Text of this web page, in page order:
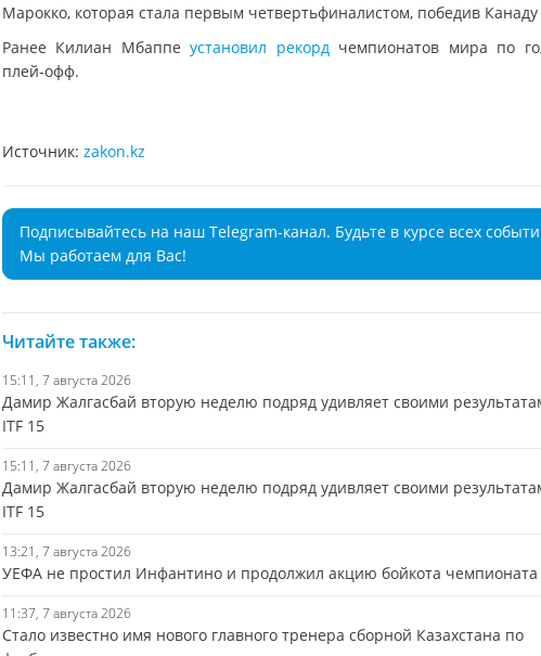
Марокко, которая стала первым четвертьфиналистом, победив Канаду
Ранее Килиан Мбаппеустановил рекорд чемпионатов мира по
плей-офф.
Источник: zakon.kz
Подписывайтесь на наш Telegram-канал. Будьте в курсе всех
Мы работаем для Вас!
Читайте также:
15:11, 7 августа 2026
Дамир Жалгасбай вторую неделю подряд удивляет своими
ITF 15
15:11, 7 августа 2026
Дамир Жалгасбай вторую неделю подряд удивляет своими
ITF 15
13:21, 7 августа 2026
УЕФА не простил Инфантино и продолжил акцию бойкота
11:37, 7 августа 2026
Стало известно имя нового главного тренера сборной Казахстана по